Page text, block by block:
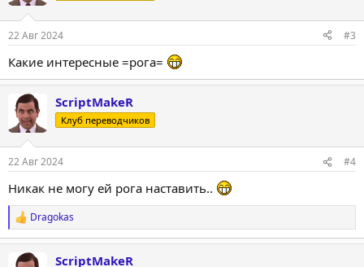
22 Авг 2024 #3
Какие интересные =рога=
ScriptMakeR
Клуб переводчиков
22 Авг 2024 #4
Никак не могу ей рога наставить..
Р
е
к
Dragokas
ScriptMakeR